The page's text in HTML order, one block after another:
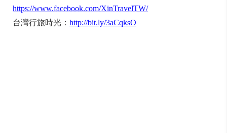
https://www.facebook.com/XinTravelTW/
台灣行旅時光： http://bit.ly/3aCqksO